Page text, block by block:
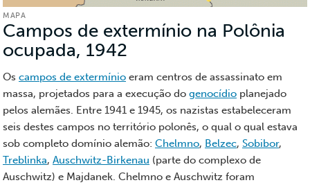
MAPA
Campos de extermínio na Polônia
ocupada, 1942
Os campos de extermínio eram centros de assassinato em
massa, projetados para a execução do genocídio planejado
pelos alemães. Entre 1941 e 1945, os nazistas estabeleceram
seis destes campos no território polonês, o qual o qual estava
sob completo domínio alemão: Chelmno, Belzec, Sobibor,
Treblinka, Auschwitz-Birkenau (parte do complexo de
Auschwitz) e Majdanek. Chelmno e Auschwitz foram